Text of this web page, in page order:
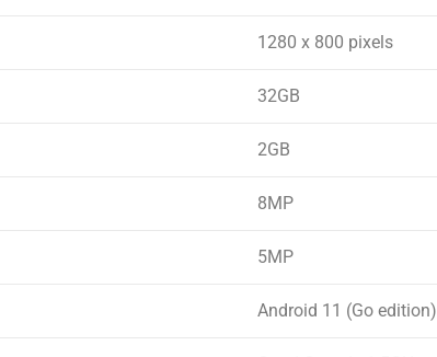
1280 x 800 pixels
32GB
2GB
8MP
5MP
Android 11 (Go edition)